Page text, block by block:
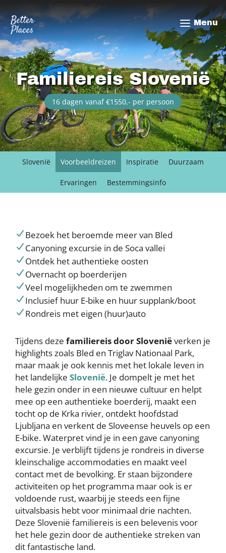
Overslaan
en
naar
de
inhoud
gaan
Familiereis Slovenië
16 dagen vanaf €1550,- per persoon
Menu
Slovenië Voorbeeldreizen Inspiratie Duurzaam
Ervaringen Bestemmingsinfo
Bezoek het beroemde meer van Bled
Canyoning excursie in de Soca vallei
Ontdek het authentieke oosten
Overnacht op boerderijen
Veel mogelijkheden om te zwemmen
Inclusief huur E-bike en huur supplank/boot
Rondreis met eigen (huur)auto
Tijdens deze familiereis door Sloveniëverken je
highlights zoals Bled en Triglav Nationaal Park,
maar maak je ook kennis met het lokale leven in
het landelijke Slovenië. Je dompelt je met het
hele gezin onder in een nieuwe cultuur en helpt
mee op een authentieke boerderij, maakt een
tocht op de Krka rivier, ontdekt hoofdstad
Ljubljana en verkent de Sloveense heuvels op een
E-bike. Waterpret vind je in een gave canyoning
excursie. Je verblijft tijdens je rondreis in diverse
kleinschalige accommodaties en maakt veel
contact met de bevolking. Er staan bijzondere
activiteiten op het programma maar ook is er
voldoende rust, waarbij je steeds een fijne
uitvalsbasis hebt voor minimaal drie nachten.
Deze Slovenië familiereis is een belevenis voor
het hele gezin door de authentieke streken van
dit fantastische land.